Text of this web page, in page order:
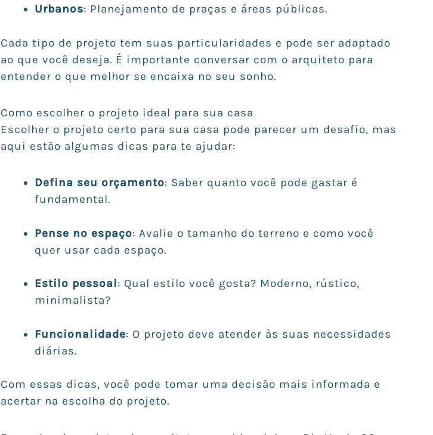
Urbanos: Planejamento de praças e áreas públicas.
Cada tipo de projeto tem suas particularidades e pode ser adaptado
ao que você deseja. É importante conversar com o arquiteto para
entender o que melhor se encaixa no seu sonho.
Como escolher o projeto ideal para sua casa
Escolher o projeto certo para sua casa pode parecer um desafio, mas
aqui estão algumas dicas para te ajudar:
Defina seu orçamento: Saber quanto você pode gastar é
fundamental.
Pense no espaço: Avalie o tamanho do terreno e como você
quer usar cada espaço.
Estilo pessoal: Qual estilo você gosta? Moderno, rústico,
minimalista?
Funcionalidade: O projeto deve atender às suas necessidades
diárias.
Com essas dicas, você pode tomar uma decisão mais informada e
acertar na escolha do projeto.